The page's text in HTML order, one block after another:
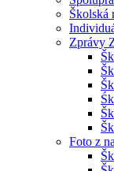
Školská
Zprávy
Foto z